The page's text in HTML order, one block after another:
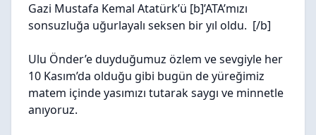
Gazi Mustafa Kemal Atatürk’ü [b]’ATA’mızı
sonsuzluğa uğurlayalı seksen bir yıl oldu. [/b]
Ulu Önder’e duyduğumuz özlem ve sevgiyle her
10 Kasım’da olduğu gibi bugün de yüreğimiz
matem içinde yasımızı tutarak saygı ve minnetle
anıyoruz.